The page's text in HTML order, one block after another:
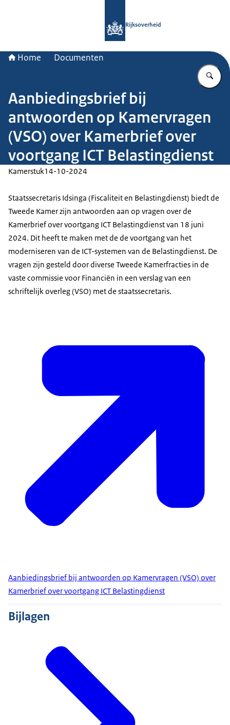
Rijksoverheid
Home Documenten
Aanbiedingsbrief bij
antwoorden op Kamervragen
(VSO) over Kamerbrief over
voortgang ICT Belastingdienst
Kamerstuk14-10-2024
Staatssecretaris Idsinga (Fiscaliteit en Belastingdienst) biedt de
Tweede Kamer zijn antwoorden aan op vragen over de
Kamerbrief over voortgang ICT Belastingdienst van 18 juni
2024. Dit heeft te maken met de de voortgang van het
moderniseren van de ICT-systemen van de Belastingdienst. De
vragen zijn gesteld door diverse Tweede Kamerfracties in de
vaste commissie voor Financiën in een verslag van een
schriftelijk overleg (VSO) met de staatssecretaris.
Aanbiedingsbrief bij antwoorden op Kamervragen (VSO) over
Kamerbrief over voortgang ICT Belastingdienst
Bijlagen